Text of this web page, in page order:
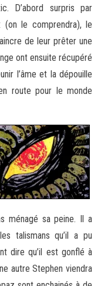
D’abord surpris par
(on le comprendra), le
de leur prêter une
ont ensuite récupéré
l’âme et la dépouille
route pour le monde
ménagé sa peine. Il a
talismans qu’il a pu
dire qu’il est gonflé à
autre Stephen viendra